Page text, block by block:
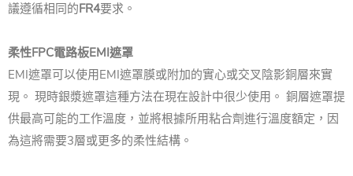
議遵循相同的FR4要求。
柔性FPC電路板EMI遮罩
EMI遮罩可以使用EMI遮罩膜或附加的實心或交叉陰影銅層來實
現。 現時銀漿遮罩這種方法在現在設計中很少使用。 銅層遮罩提
供最高可能的工作溫度，並將根據所用粘合劑進行溫度額定，因
為這將需要3層或更多的柔性結構。